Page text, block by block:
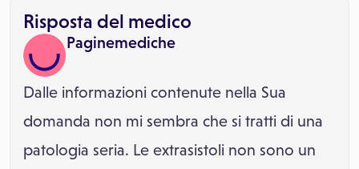
Risposta del medico
Paginemediche
Dalle informazioni contenute nella Sua
domanda non mi sembra che si tratti di una
patologia seria. Le extrasistoli non sono un